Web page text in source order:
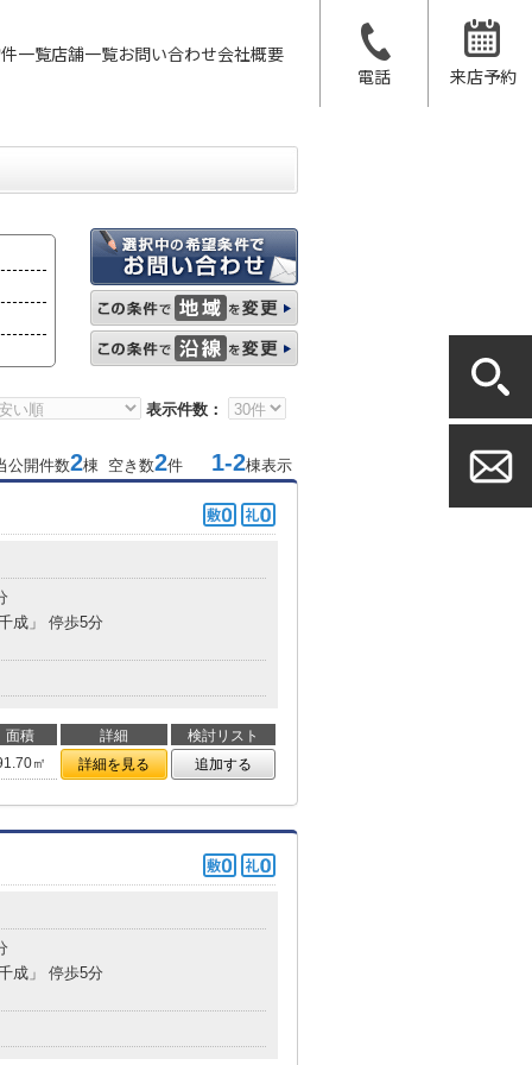
一覧店舗一覧お問い合わせ会社概要
電話
来店予約
表示件数：
公開件数2棟 空き数2件 1-2棟表示
成」 停歩5分
面積 詳細
検討リスト
㎡
詳細を見る 追加する
成」 停歩5分